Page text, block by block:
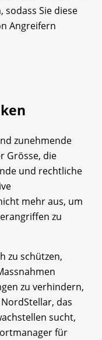
sodass Sie diese
Angreifern
zunehmende
Grösse, die
und rechtliche
mehr aus, um
zu
zu schützen,
zu verhindern,
das
sucht,
für